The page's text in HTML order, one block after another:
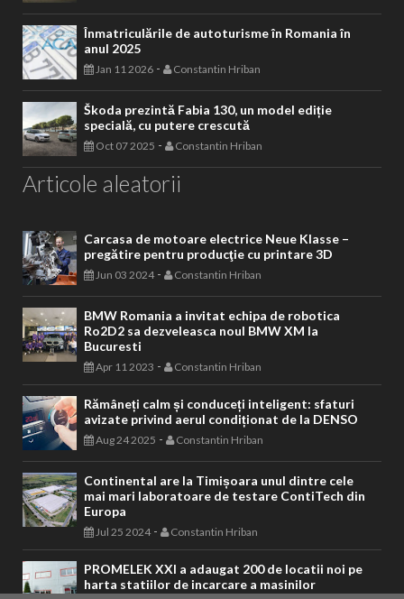
Înmatriculările de autoturisme în Romania în
anul 2025
Jan 11 2026 - Constantin Hriban
Škoda prezintă Fabia 130, un model ediție
specială, cu putere crescută
Oct 07 2025 - Constantin Hriban
Articole aleatorii
Carcasa de motoare electrice Neue Klasse –
pregătire pentru producţie cu printare 3D
Jun 03 2024- Constantin Hriban
BMW Romania a invitat echipa de robotica
Ro2D2 sa dezveleasca noul BMW XM la
Bucuresti
Apr 11 2023 - Constantin Hriban
Rămâneți calm și conduceți inteligent: sfaturi
avizate privind aerul condiționat de la DENSO
Aug 24 2025 - Constantin Hriban
Continental are la Timișoara unul dintre cele
mai mari laboratoare de testare ContiTech din
Europa
Jul 25 2024- Constantin Hriban
PROMELEK XXI a adaugat 200 de locatii noi pe
harta statiilor de incarcare a masinilor